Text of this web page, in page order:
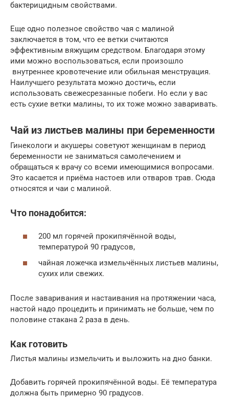
бактерицидным свойствами.
Еще одно полезное свойство чая с малиной
заключается в том, что ее ветки считаются
эффективным вяжущим средством. Благодаря этому
ими можно воспользоваться, если произошло
внутреннее кровотечение или обильная менструация.
Наилучшего результата можно достичь, если
использовать свежесрезанные побеги. Но если у вас
есть сухие ветки малины, то их тоже можно заваривать.
Чай из листьев малины при беременности
Гинекологи и акушеры советуют женщинам в период
беременности не заниматься самолечением и
обращаться к врачу со всеми имеющимися вопросами.
Это касается и приёма настоев или отваров трав. Сюда
относятся и чаи с малиной.
Что понадобится:
200 мл горячей прокипячённой воды,
температурой 90 градусов,
чайная ложечка измельчённых листьев малины,
сухих или свежих.
После заваривания и настаивания на протяжении часа,
настой надо процедить и принимать не больше, чем по
половине стакана 2 раза в день.
Как готовить
Листья малины измельчить и выложить на дно банки.
Добавить горячей прокипячённой воды. Её температура
должна быть примерно 90 градусов.